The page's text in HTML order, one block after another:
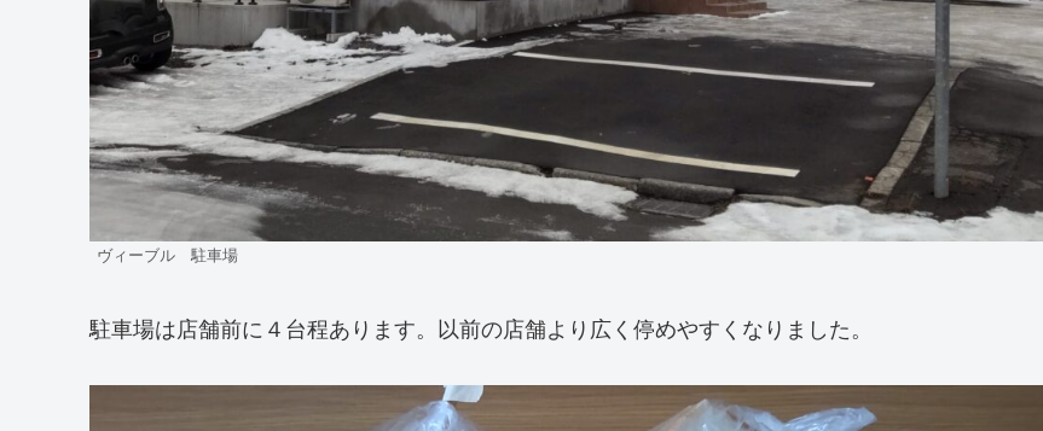
ヴィーブル 駐車場
駐車場は店舗前に４台程あります。以前の店舗より広く停めやすくなりました。